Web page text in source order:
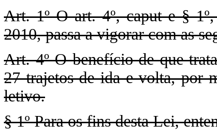
Art. 1º O art. 4º, caput e §
2010, passa a vigorar com as
Art. 4º O benefício de que
27 trajetos de ida e volta, por
letivo.
§ 1º Para os fins desta Lei,